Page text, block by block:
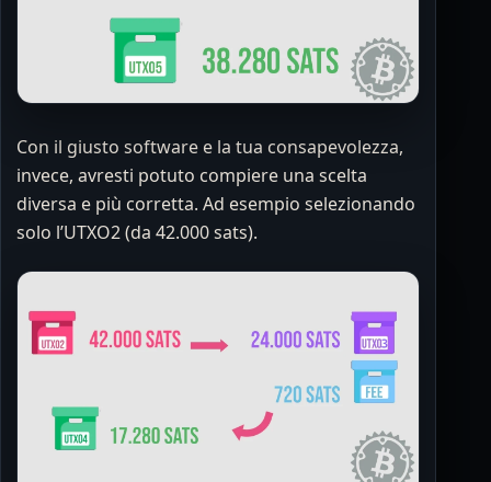
Con il giusto software e la tua consapevolezza,
invece, avresti potuto compiere una scelta
diversa e più corretta. Ad esempio selezionando
solo l’UTXO2 (da 42.000 sats).